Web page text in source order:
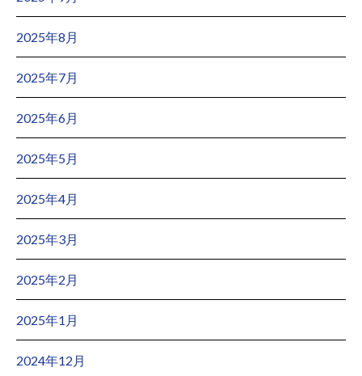
2025年8月
2025年7月
2025年6月
2025年5月
2025年4月
2025年3月
2025年2月
2025年1月
2024年12月